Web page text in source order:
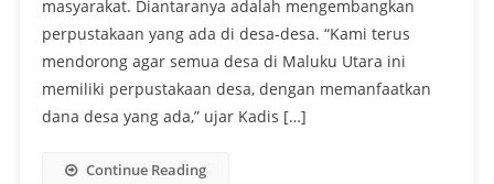
masyarakat. Diantaranya adalah mengembangkan
perpustakaan yang ada di desa-desa. “Kami terus
mendorong agar semua desa di Maluku Utara ini
memiliki perpustakaan desa, dengan memanfaatkan
dana desa yang ada,” ujar Kadis […]
Continue Reading